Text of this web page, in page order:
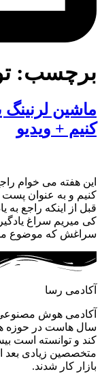
برچسب:
ماشین
کنیم + ویدیو
این هفته می خوام
کنیم و به عنوان
قبل از اینکه راجع به
کی میریم سراغ
سراغش که موضوع
آکادمی رسا
آکادمی هوش
سال هاست در حوزه
کند و توانسته است
متخصصین زیادی
بازار کار شدند.